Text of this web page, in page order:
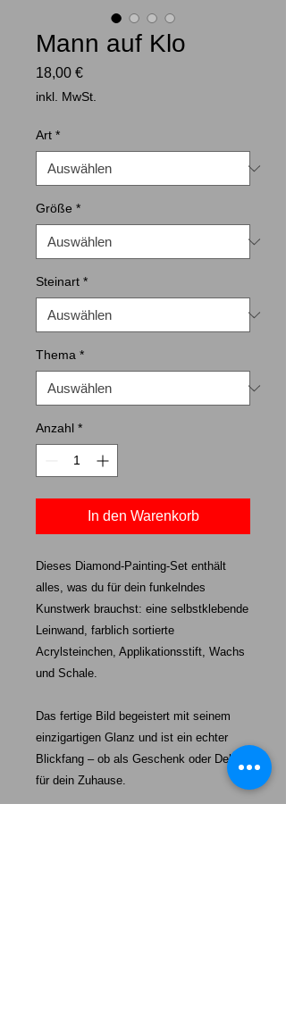
Mann auf Klo
18,00 €Preis
inkl. MwSt.
Art *
Größe *
Steinart *
Thema *
Anzahl *
In den Warenkorb
Dieses Diamond-Painting-Set enthält
alles, was du für dein funkelndes
Kunstwerk brauchst: eine selbstklebende
Leinwand, farblich sortierte
Acrylsteinchen, Applikationsstift, Wachs
und Schale.
Das fertige Bild begeistert mit seinem
einzigartigen Glanz und ist ein echter
Blickfang – ob als Geschenk oder Deko
für dein Zuhause.